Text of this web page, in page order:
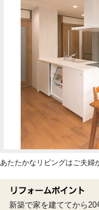
あたたかなリビングはご夫婦
新築で家を建ててから